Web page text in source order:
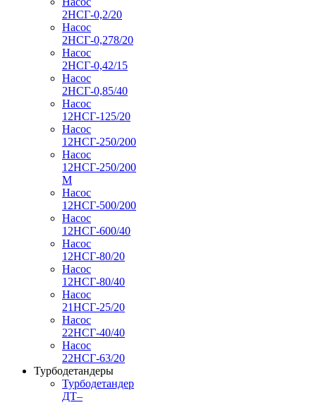
2НСГ-0,2/20
Насос
2НСГ-0,278/20
Насос
2НСГ-0,42/15
Насос
2НСГ-0,85/40
Насос
12НСГ-125/20
Насос
12НСГ-250/200
Насос
12НСГ-250/200
М
Насос
12НСГ-500/200
Насос
12НСГ-600/40
Насос
12НСГ-80/20
Насос
12НСГ-80/40
Насос
21НСГ-25/20
Насос
22НСГ-40/40
Насос
22НСГ-63/20
Турбодетандеры
Турбодетандер
ДТ–